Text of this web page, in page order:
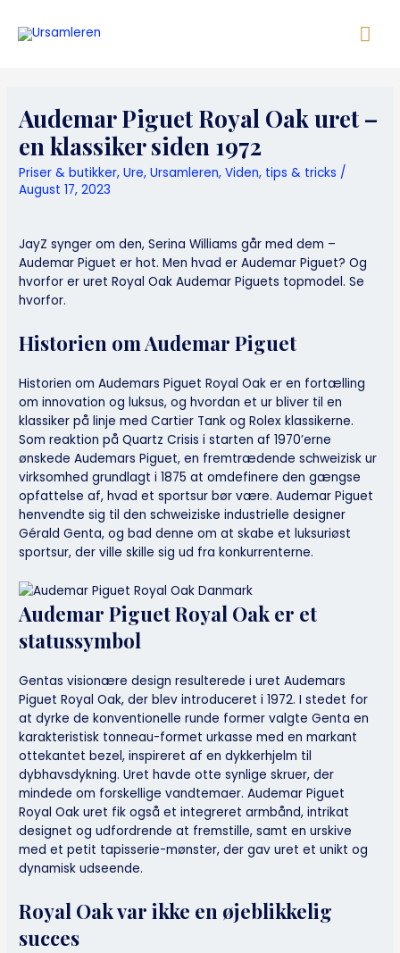
content
Audemar Piguet Royal Oak uret –
en klassiker siden 1972
Priser & butikker,Ure,Ursamleren,Viden, tips & tricks /
August 17, 2023
JayZ synger om den, Serina Williams går med dem –
Audemar Piguet er hot. Men hvad er Audemar Piguet? Og
hvorfor er uret Royal Oak Audemar Piguets topmodel. Se
hvorfor.
Historien om Audemar Piguet
Historien om Audemars Piguet Royal Oak er en fortælling
om innovation og luksus, og hvordan et ur bliver til en
klassiker på linje med Cartier Tank og Rolex klassikerne.
Som reaktion på Quartz Crisis i starten af 1970’erne
ønskede Audemars Piguet, en fremtrædende schweizisk ur
virksomhed grundlagt i 1875 at omdefinere den gængse
opfattelse af, hvad et sportsur bør være. Audemar Piguet
henvendte sig til den schweiziske industrielle designer
Gérald Genta, og bad denne om at skabe et luksuriøst
sportsur, der ville skille sig ud fra konkurrenterne.
Audemar Piguet Royal Oak er et
statussymbol
Gentas visionære design resulterede i uret Audemars
Piguet Royal Oak, der blev introduceret i 1972. I stedet for
at dyrke de konventionelle runde former valgte Genta en
karakteristisk tonneau-formet urkasse med en markant
ottekantet bezel, inspireret af en dykkerhjelm til
dybhavsdykning. Uret havde otte synlige skruer, der
mindede om forskellige vandtemaer. Audemar Piguet
Royal Oak uret fik også et integreret armbånd, intrikat
designet og udfordrende at fremstille, samt en urskive
med et petit tapisserie-mønster, der gav uret et unikt og
dynamisk udseende.
Royal Oak var ikke en øjeblikkelig
succes